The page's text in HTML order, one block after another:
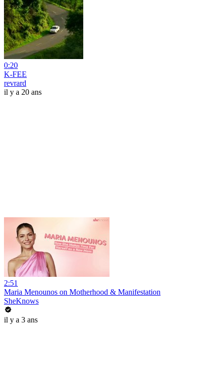
0:20
K-FEE
revrard
il y a 20 ans
2:51
Maria Menounos on Motherhood & Manifestation
SheKnows
il y a 3 ans